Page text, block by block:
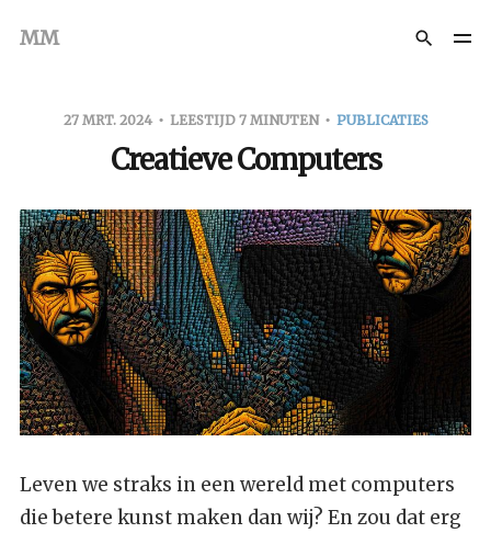
MM
27 MRT. 2024 LEESTIJD 7 MINUTEN PUBLICATIES
Creatieve Computers
Leven we straks in een wereld met computers
die betere kunst maken dan wij? En zou dat erg